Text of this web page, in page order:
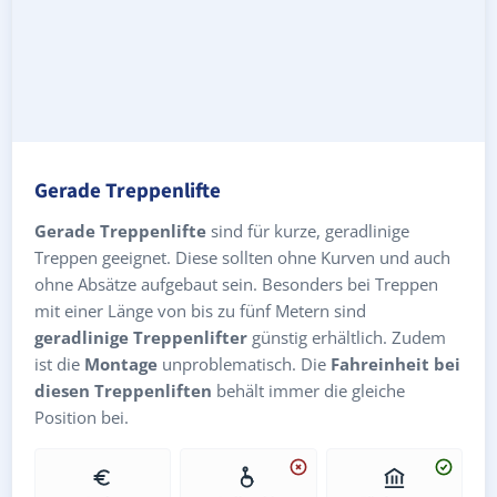
Gerade Treppenlifte
Gerade Treppenlifte sind für kurze, geradlinige
Treppen geeignet. Diese sollten ohne Kurven und auch
ohne Absätze aufgebaut sein. Besonders bei Treppen
mit einer Länge von bis zu fünf Metern sind
geradlinige Treppenlifter günstig erhältlich. Zudem
ist die Montage unproblematisch. Die Fahreinheit bei
diesen Treppenliften behält immer die gleiche
Position bei.